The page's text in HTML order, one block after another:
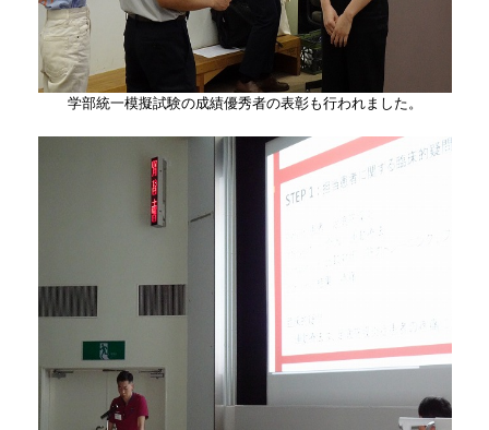
学部統一模擬試験の成績優秀者の表彰も行われました。